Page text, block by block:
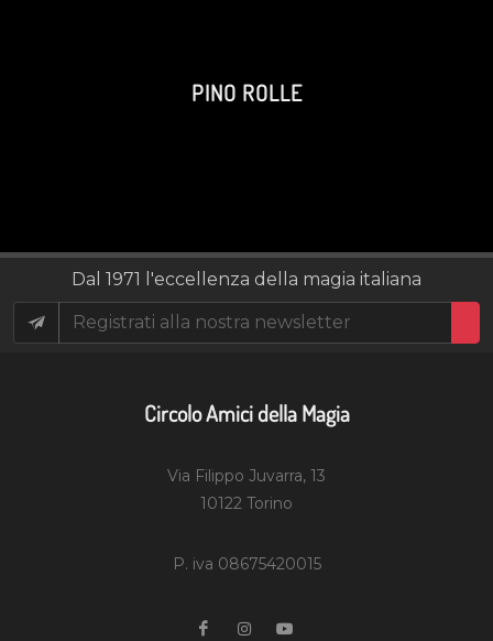
PINO ROLLE
Dal 1971 l'eccellenza della magia italiana
Circolo Amici della Magia
Via Filippo Juvarra, 13
10122 Torino
P. iva 08675420015